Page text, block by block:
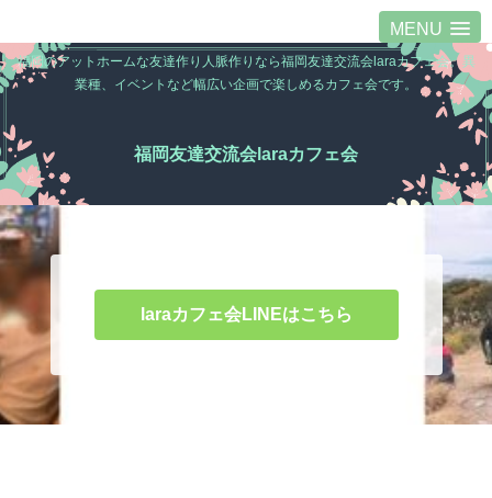
MENU
福岡のアットホームな友達作り人脈作りなら福岡友達交流会laraカフェ会。異
業種、イベントなど幅広い企画で楽しめるカフェ会です。
福岡友達交流会laraカフェ会
laraカフェ会LINEはこちら